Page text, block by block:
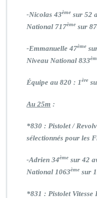
-Nicolas 43ème sur 52
National 717ème sur
-Emmanuelle 47ème
Niveau National 833
Équipe au 820 : 1ère
Au 25m :
*830 : Pistolet /
sélectionnés pour les
-Adrien 34ème sur 42
National 1063ème sur
*831 : Pistolet Vitesse